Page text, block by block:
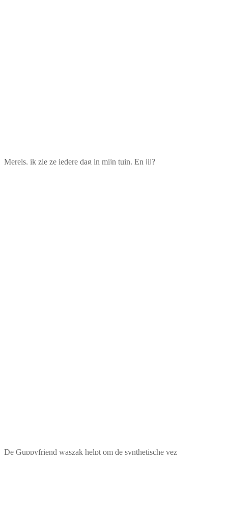
Merels, ik zie ze iedere dag in mijn tuin. En jij?
De Guppyfriend waszak helpt om de synthetische vez